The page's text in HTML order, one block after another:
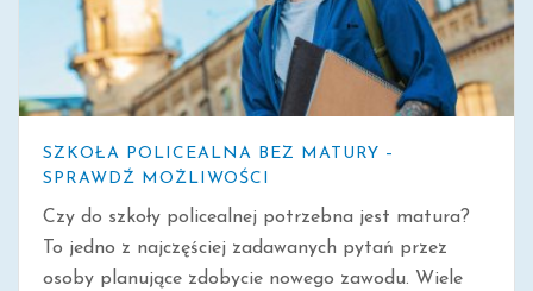
SZKOŁA POLICEALNA BEZ MATURY –
SPRAWDŹ MOŻLIWOŚCI
Czy do szkoły policealnej potrzebna jest matura?
To jedno z najczęściej zadawanych pytań przez
osoby planujące zdobycie nowego zawodu. Wiele